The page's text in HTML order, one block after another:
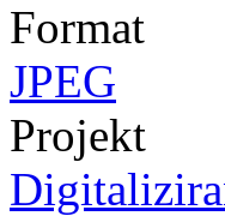
Format
JPEG
Projekt